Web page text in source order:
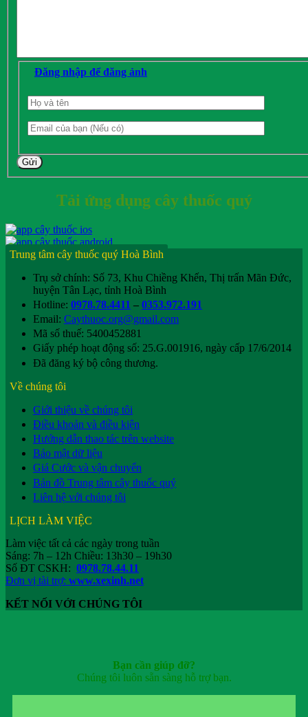
Đăng nhập để đăng ảnh
Gửi
Tải ứng dụng cây thuốc quý
Trung tâm cây thuốc quý Hoà Bình
Trụ sở chính: Số 73, Khu Chiềng Khến, Thị trấn Mãn Đức,
huyện Tân Lạc, tỉnh Hoà Bình
Hotline: 0978.78.4411 – 0353.972.191
Email: Caythuoc.org@gmail.com
Mã số thuế: 5400452881
Giấy phép hoạt động số: 25.G.001916, ngày cấp 17/6/2014
Đã đăng ký bộ công thương.
Về chúng tôi
Giới thiệu về chúng tôi
Điều khoản và điều kiện
Hướng dẫn thao tác trên website
Bảo mật dữ liệu
Giá Cước và vận chuyển
Bản đồ Trung tâm cây thuốc quý
Liên hệ với chúng tôi
LỊCH LÀM VIỆC
Làm việc tất cả các ngày trong tuần
Sáng: 7h – 12h Chiều: 13h30 – 19h30
Số ĐT CSKH: 0978.78.44.11
Đơn vị tài trợ: www.xexinh.net
KẾT NỐI VỚI CHÚNG TÔI
Bạn cần giúp đỡ?
Chúng tôi luôn sẵn sàng hỗ trợ bạn.